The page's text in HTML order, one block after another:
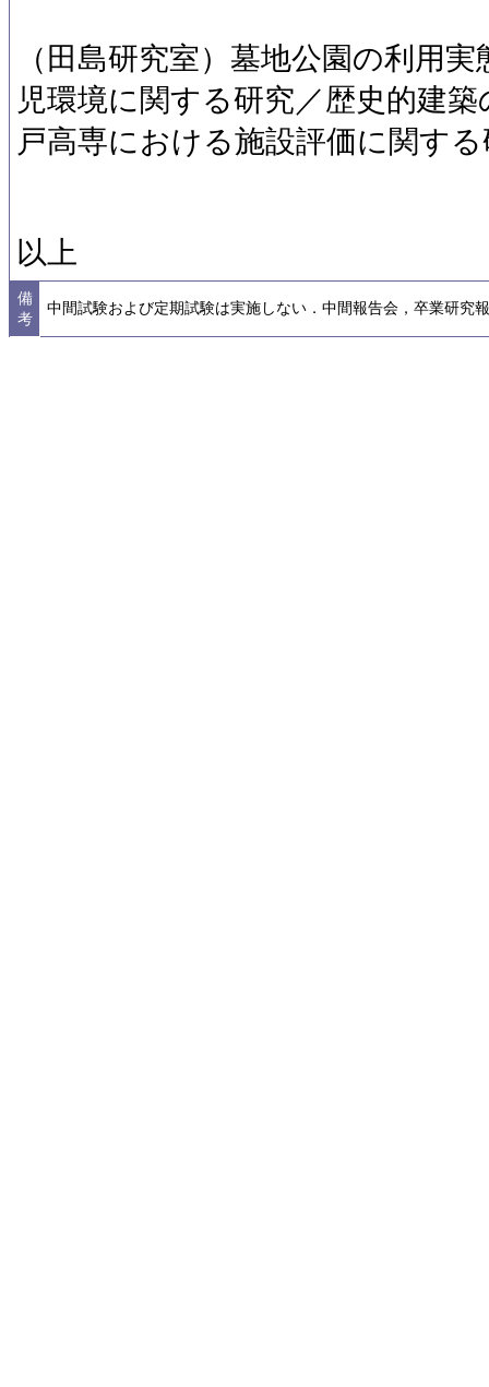
（田島研究室）墓地公園の利用
児環境に関する研究／歴史的建
戸高専における施設評価に関す
以上
備
考
中間試験および定期試験は実施しない．中間報告会，卒業研究